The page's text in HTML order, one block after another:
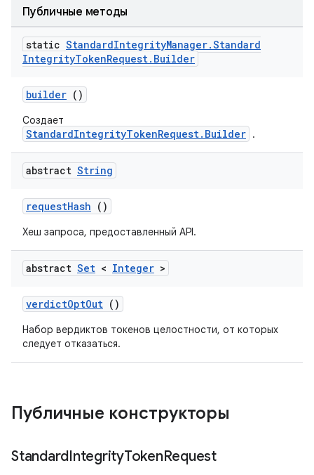
Публичные методы
static StandardIntegrityManager.Standard
IntegrityTokenRequest. Builder
builder ()
Создает
StandardIntegrityTokenRequest.Builder .
abstract String
requestHash ()
Хеш запроса, предоставленный API.
abstract Set < Integer >
verdictOptOut ()
Набор вердиктов токенов целостности, от которых
следует отказаться.
Публичные конструкторы
StandardIntegrityTokenRequest